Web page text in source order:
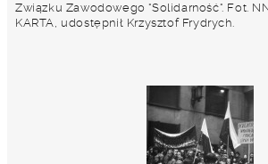
Związku Zawodowego "Solidarność". Fot.
KARTA, udostępnił Krzysztof Frydrych.